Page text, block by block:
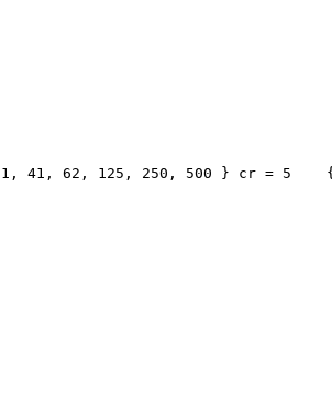
41, 62, 125, 250, 500 } cr =